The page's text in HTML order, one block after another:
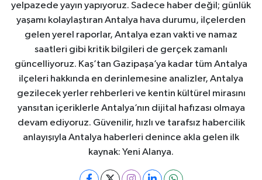
yelpazede yayın yapıyoruz. Sadece haber değil; günlük
yaşamı kolaylaştıran Antalya hava durumu, ilçelerden
gelen yerel raporlar, Antalya ezan vakti ve namaz
saatleri gibi kritik bilgileri de gerçek zamanlı
güncelliyoruz. Kaş’tan Gazipaşa’ya kadar tüm Antalya
ilçeleri hakkında en derinlemesine analizler, Antalya
gezilecek yerler rehberleri ve kentin kültürel mirasını
yansıtan içeriklerle Antalya’nın dijital hafızası olmaya
devam ediyoruz. Güvenilir, hızlı ve tarafsız habercilik
anlayışıyla Antalya haberleri denince akla gelen ilk
kaynak: Yeni Alanya.